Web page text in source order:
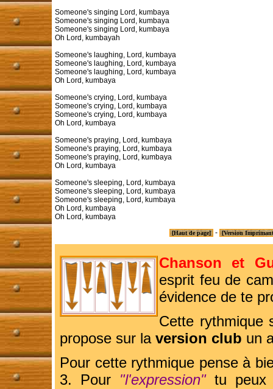
Someone's singing Lord, kumbaya
Someone's singing Lord, kumbaya
Someone's singing Lord, kumbaya
Oh Lord, kumbayah
Someone's laughing, Lord, kumbaya
Someone's laughing, Lord, kumbaya
Someone's laughing, Lord, kumbaya
Oh Lord, kumbaya
Someone's crying, Lord, kumbaya
Someone's crying, Lord, kumbaya
Someone's crying, Lord, kumbaya
Oh Lord, kumbaya
Someone's praying, Lord, kumbaya
Someone's praying, Lord, kumbaya
Someone's praying, Lord, kumbaya
Oh Lord, kumbaya
Someone's sleeping, Lord, kumbaya
Someone's sleeping, Lord, kumbaya
Someone's sleeping, Lord, kumbaya
Oh Lord, kumbaya
Oh Lord, kumbaya
[Haut de page] - [Version
Chanson et
esprit feu de
évidence de te
Cette rythmique
propose sur la version club un
Pour cette rythmique pense à
3. Pour "l'expression"tu peux